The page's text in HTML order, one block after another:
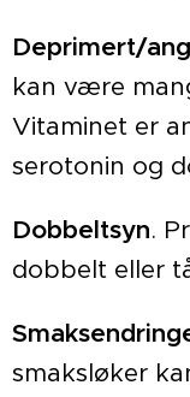
Deprimert/
kan være
Vitaminet er
serotonin og
Dobbeltsyn.
dobbelt eller
smaksløker